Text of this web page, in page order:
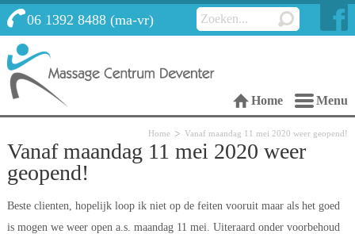
06 1392 8488 (ma-vr)
Home Menu
Home Vanaf maandag 11 mei 2020 weer geopend!
Vanaf maandag 11 mei 2020 weer
geopend!
Beste clienten, hopelijk loop ik niet op de feiten vooruit maar als het goed
is mogen we weer open a.s. maandag 11 mei. Uiteraard onder voorbehoud